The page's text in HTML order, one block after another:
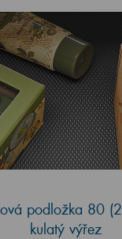
podložka 80
kulatý výřez